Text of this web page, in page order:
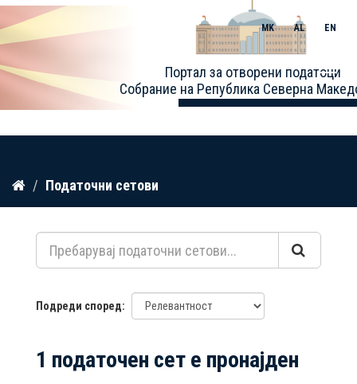
Прескокнете
содржина
Портал за отворени податоци
Собрание на Република Северна
MK AL EN
Toggle
Податочни сетови
Подреди според
1 податочен сет е пронајден